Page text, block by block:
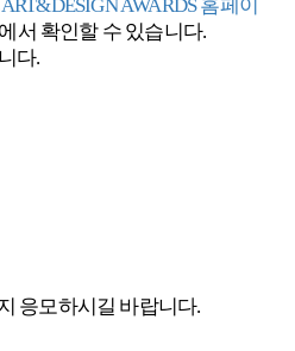
AWARDS 홈페이
에서 확인할 수 있습니다.
다.
응모하시길 바랍니다.